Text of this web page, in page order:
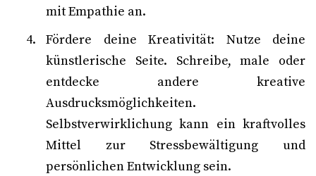
mit Empathie an.
Fördere deine Kreativität: Nutze deine
künstlerische Seite. Schreibe, male oder
entdecke andere kreative
Ausdrucksmöglichkeiten.
Selbstverwirklichung kann ein kraftvolles
Mittel zur Stressbewältigung und
persönlichen Entwicklung sein.